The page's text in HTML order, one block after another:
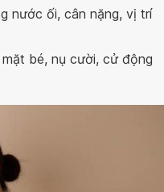
nước ối, cân nặng, vị trí
bé, nụ cười, cử động